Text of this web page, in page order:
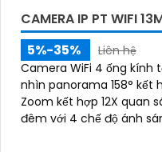
CAMERA IP PT WIFI
5%-35%
Liên hệ
Camera WiFi 4 ống kính
nhìn panorama 158°
Zoom kết hợp 12X quan
đêm với 4 chế độ ánh